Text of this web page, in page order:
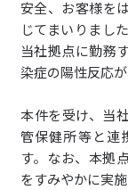
安全、お客様を
じてまいりまし
当社拠点に勤務
染症の陽性反応
本件を受け、当
管保健所等と連
す。なお、本拠
をすみやかに実施